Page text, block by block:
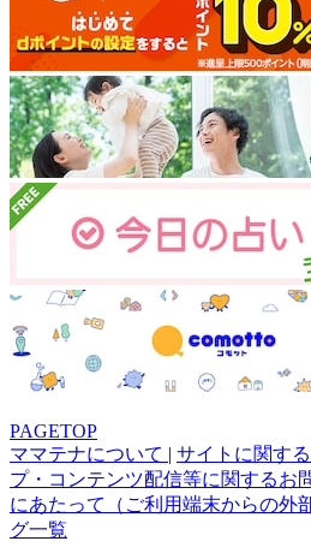
PAGETOP
ママテナについて | サイトに関す
プ・コンテンツ配信等に関するお
にあたって（ご利用端末からの外
グ一覧